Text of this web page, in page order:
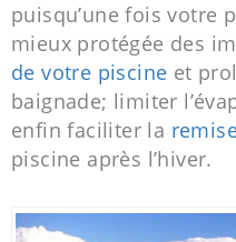
puisqu’une fois votre
mieux protégée des
de votre piscine et
baignade; limiter
enfin faciliter la
piscine après l’hiver.